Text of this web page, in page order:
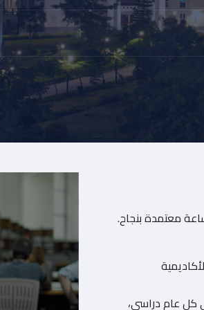
كل عام دراسي،